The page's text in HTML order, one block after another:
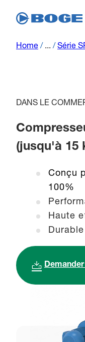
Home / ... / Série
DANS LE
(jusqu'à 15
Conçu
100%
Haute